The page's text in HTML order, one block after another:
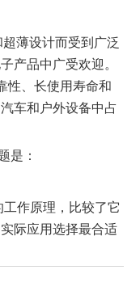
薄设计而受到广泛
产品中广受欢迎。
性、长使用寿命和
车和户外设备中占
是：
作原理，比较了它
际应用选择最合适